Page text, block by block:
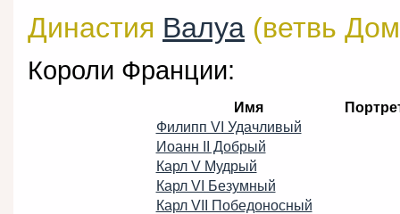
Династия Валуа (ветвь
Короли Франции:
Имя
Филипп VI Удачливый
Иоанн II Добрый
Карл V Мудрый
Карл VI Безумный
Карл VII Победоносный